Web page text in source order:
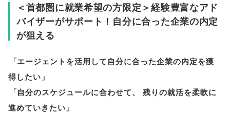
＜首都圏に就業希望の方限定＞経験豊富なアド
バイザーがサポート！自分に合った企業の内定
が狙える
「エージェントを活用して自分に合った企業の内定を獲
得したい 」
「自分のスケジュールに合わせて、
残りの就活を柔軟に
進めていきたい 」